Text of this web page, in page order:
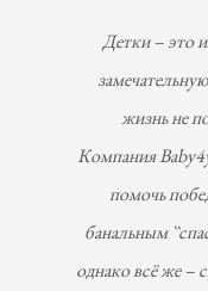
Детки – это
жизнь не
Компания
помочь
банальным
однако всё же –